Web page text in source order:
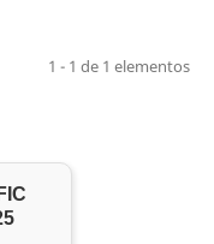
1 - 1 de 1 elementos